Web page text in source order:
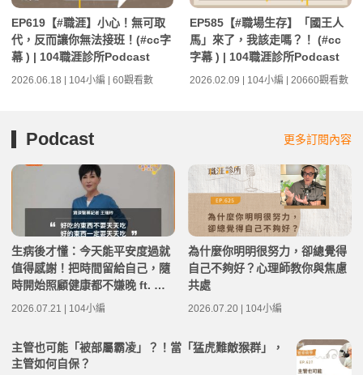
EP619【#職涯】小心！無可取
代，反而讓你無法接班！(#cc字
幕 ) | 104職涯診所Podcast
2026.06.18 | 104小編 | 60觀看數
EP585【#職場生存】「國王人
馬」來了，我該走嗎？！ (#cc
字幕 ) | 104職涯診所Podcast
2026.02.09 | 104小編 | 20660觀看數
Podcast 更多訂閱內容
生病後才懂：今天能平安度過就
值得感謝！把時間留給自己，隨
時開始照顧健康都不嫌晚 ft. 資
深醫藥記者王瑞玲 | 高年級不打
2026.07.21 | 104小編
為什麼你明明很努力，卻總覺得
自己不夠好？心理師教你與焦慮
共處
2026.07.20 | 104小編
主管也可能「被部屬霸凌」？！當「猛虎難敵猴群」，
主管如何自保？